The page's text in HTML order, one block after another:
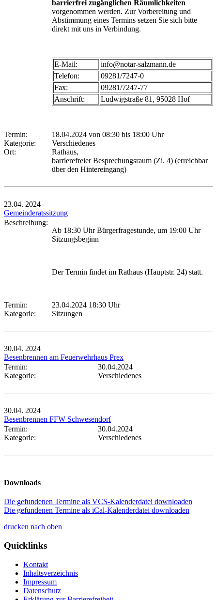
barrierfrei zugänglichen Räumlichkeiten
vorgenommen werden. Zur Vorbereitung und
Abstimmung eines Termins setzen Sie sich bitte
direkt mit uns in Verbindung.
E-Mail:
info@notar-salzmann.de
Telefon:
09281/7247-0
Fax:
09281/7247-77
Anschrift:
Ludwigstraße 81, 95028 Hof
Termin: 18.04.2024 von 08:30 bis 18:00 Uhr
Kategorie:
Verschiedenes
Ort:
Rathaus,
barrierefreier Besprechungsraum (Zi. 4) (erreichbar
über den Hintereingang)
23.04. 2024
Gemeinderatssitzung
Beschreibung:
Ab 18:30 Uhr Bürgerfragestunde, um 19:00 Uhr
Sitzungsbeginn
Der Termin findet im Rathaus (Hauptstr. 24) statt.
Termin:
23.04.2024 18:30 Uhr
Kategorie:
Sitzungen
30.04. 2024
Besenbrennen am Feuerwehrhaus Prex
Termin:
30.04.2024
Kategorie:
Verschiedenes
30.04. 2024
Besenbrennen FFW Schwesendorf
Termin:
30.04.2024
Kategorie:
Verschiedenes
Downloads
Die gefundenen Termine als VCS-Kalenderdatei downloaden
Die gefundenen Termine als iCal-Kalenderdatei downloaden
drucken nach oben
Quicklinks
Kontakt
Inhaltsverzeichnis
Impressum
Datenschutz